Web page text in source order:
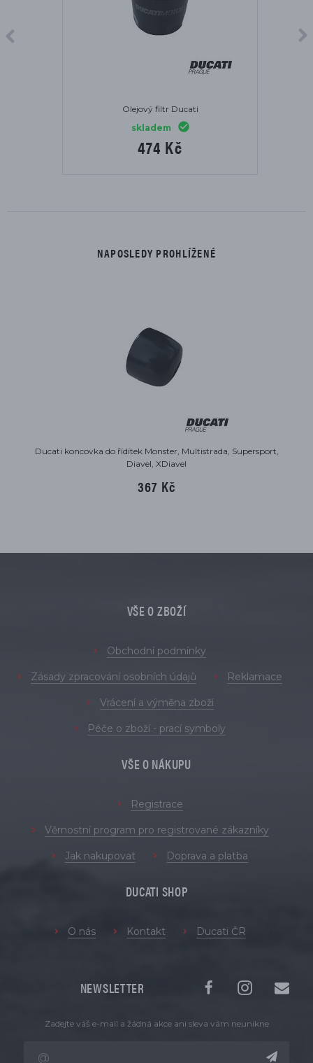
Olejový filtr Ducati
skladem
474 Kč
NAPOSLEDY PROHLÍŽENÉ
Ducati koncovka do řídítek Monster, Multistrada, Supersport,
Diavel, XDiavel
367 Kč
VŠE O ZBOŽÍ
Obchodní podmínky
Zásady zpracování osobních údajů Reklamace
Vrácení a výměna zboží
Péče o zboží - prací symboly
VŠE O NÁKUPU
Registrace
Věrnostní program pro registrované zákazníky
Jak nakupovat Doprava a platba
DUCATI SHOP
O nás Kontakt Ducati ČR
NEWSLETTER
Zadejte váš e-mail a žádná akce ani sleva vám neunikne